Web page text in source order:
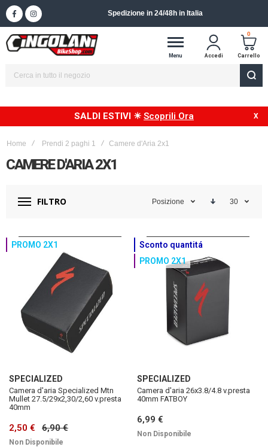
Spedizione in 24/48h in Italia
Menu Accedi
0
Carrello
SALDI ESTIVI ☀ Scoprili Ora
Home Prendi 2 paghi 1 Camere d'Aria 2x1
CAMERE D'ARIA 2X1
FILTRO Posizione 30
PROMO 2X1
SPECIALIZED
Camera d'aria Specialized Mtn
Mullet 27.5/29x2,30/2,60 v.presta
40mm
2,50 € 6,90 €
Non Disponibile
Sconto quantitá
PROMO 2X1
SPECIALIZED
Camera d'aria 26x3.8/4.8 v.presta
40mm FATBOY
6,99 €
Non Disponibile